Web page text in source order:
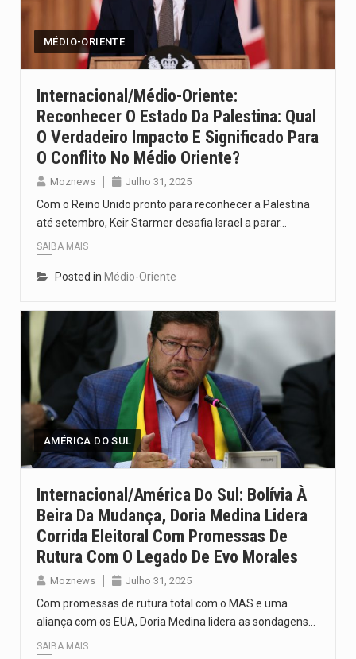
MÉDIO-ORIENTE
Internacional/Médio-Oriente:
Reconhecer O Estado Da Palestina: Qual
O Verdadeiro Impacto E Significado Para
O Conflito No Médio Oriente?
Moznews Julho 31, 2025
Com o Reino Unido pronto para reconhecer a Palestina
até setembro, Keir Starmer desafia Israel a parar…
SAIBA MAIS
Posted in Médio-Oriente
AMÉRICA DO SUL
Internacional/América Do Sul: Bolívia À
Beira Da Mudança, Doria Medina Lidera
Corrida Eleitoral Com Promessas De
Rutura Com O Legado De Evo Morales
Moznews Julho 31, 2025
Com promessas de rutura total com o MAS e uma
aliança com os EUA, Doria Medina lidera as sondagens…
SAIBA MAIS